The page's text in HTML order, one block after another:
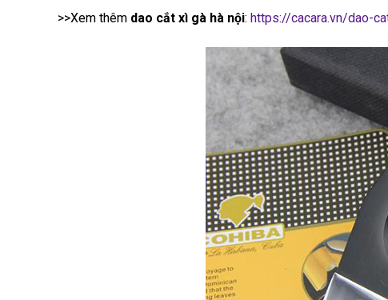
>>Xem thêm dao cắt xì gà hà nội: https://cacara.vn/dao-